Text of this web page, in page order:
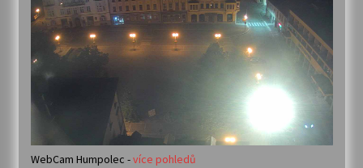
WebCam Humpolec -více pohledů